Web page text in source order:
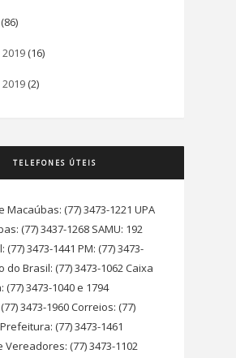
(86)
(16)
(2)
TELEFONES ÚTEIS
Macaúbas: (77) 3473-1221 UPA
(77) 3437-1268 SAMU: 192
(77) 3473-1441 PM: (77) 3473-
do Brasil: (77) 3473-1062 Caixa
(77) 3473-1040 e 1794
3473-1960 Correios: (77)
(77) 3473-1461
Vereadores: (77) 3473-1102